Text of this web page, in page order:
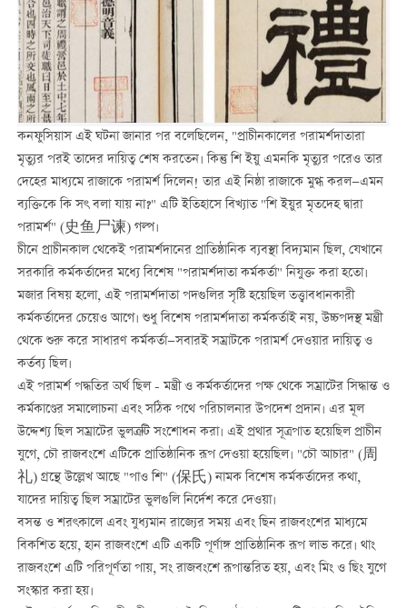
কনফুসিয়াস এই ঘটনা জানার পর বলেছিলেন, "প্রাচীনকালের পরামর্শদাতারা
মৃত্যুর পরই তাদের দায়িত্ব শেষ করতেন। কিন্তু শি ইয়ু এমনকি মৃত্যুর পরেও তার
দেহের মাধ্যমে রাজাকে পরামর্শ দিলেন! তার এই নিষ্ঠা রাজাকে মুগ্ধ করল—এমন
ব্যক্তিকে কি সৎ বলা যায় না?" এটি ইতিহাসে বিখ্যাত "শি ইয়ুর মৃতদেহ দ্বারা
পরামর্শ" (史鱼尸谏) গল্প।
চীনে প্রাচীনকাল থেকেই পরামর্শদানের প্রাতিষ্ঠানিক ব্যবস্থা বিদ্যমান ছিল, যেখানে
সরকারি কর্মকর্তাদের মধ্যে বিশেষ "পরামর্শদাতা কর্মকর্তা" নিযুক্ত করা হতো।
মজার বিষয় হলো, এই পরামর্শদাতা পদগুলির সৃষ্টি হয়েছিল তত্ত্বাবধানকারী
কর্মকর্তাদের চেয়েও আগে। শুধু বিশেষ পরামর্শদাতা কর্মকর্তাই নয়, উচ্চপদস্থ মন্ত্রী
থেকে শুরু করে সাধারণ কর্মকর্তা—সবারই সম্রাটকে পরামর্শ দেওয়ার দায়িত্ব ও
কর্তব্য ছিল।
এই পরামর্শ পদ্ধতির অর্থ ছিল - মন্ত্রী ও কর্মকর্তাদের পক্ষ থেকে সম্রাটের সিদ্ধান্ত ও
কর্মকাণ্ডের সমালোচনা এবং সঠিক পথে পরিচালনার উপদেশ প্রদান। এর মূল
উদ্দেশ্য ছিল সম্রাটের ভুলত্রুটি সংশোধন করা। এই প্রথার সূত্রপাত হয়েছিল প্রাচীন
যুগে, চৌ রাজবংশে এটিকে প্রাতিষ্ঠানিক রূপ দেওয়া হয়েছিল। "চৌ আচার" (周
礼) গ্রন্থে উল্লেখ আছে "পাও শি" (保氏) নামক বিশেষ কর্মকর্তাদের কথা,
যাদের দায়িত্ব ছিল সম্রাটের ভুলগুলি নির্দেশ করে দেওয়া।
বসন্ত ও শরৎকালে এবং যুধ্যমান রাজ্যের সময় এবং ছিন রাজবংশের মাধ্যমে
বিকশিত হয়ে, হান রাজবংশে এটি একটি পূর্ণাঙ্গ প্রাতিষ্ঠানিক রূপ লাভ করে। থাং
রাজবংশে এটি পরিপূর্ণতা পায়, সং রাজবংশে রূপান্তরিত হয়, এবং মিং ও ছিং যুগে
সংস্কার করা হয়।